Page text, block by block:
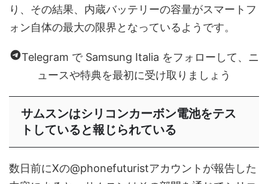
り、その結果、内蔵バッテリーの容量がスマートフ
ォン自体の最大の限界となっているようです。
Telegram で Samsung Italia をフォローして、ニ
ュースや特典を最初に受け取りましょう
サムスンはシリコンカーボン電池をテス
トしていると報じられている
数日前にXの@phonefuturistアカウントが報告した